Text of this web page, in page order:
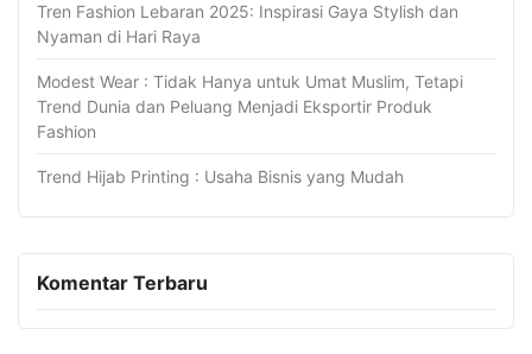
Tren Fashion Lebaran 2025: Inspirasi Gaya Stylish dan
Nyaman di Hari Raya
Modest Wear : Tidak Hanya untuk Umat Muslim, Tetapi
Trend Dunia dan Peluang Menjadi Eksportir Produk
Fashion
Trend Hijab Printing : Usaha Bisnis yang Mudah
Komentar Terbaru